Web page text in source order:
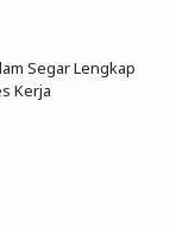
Segar Lengkap
Kerja